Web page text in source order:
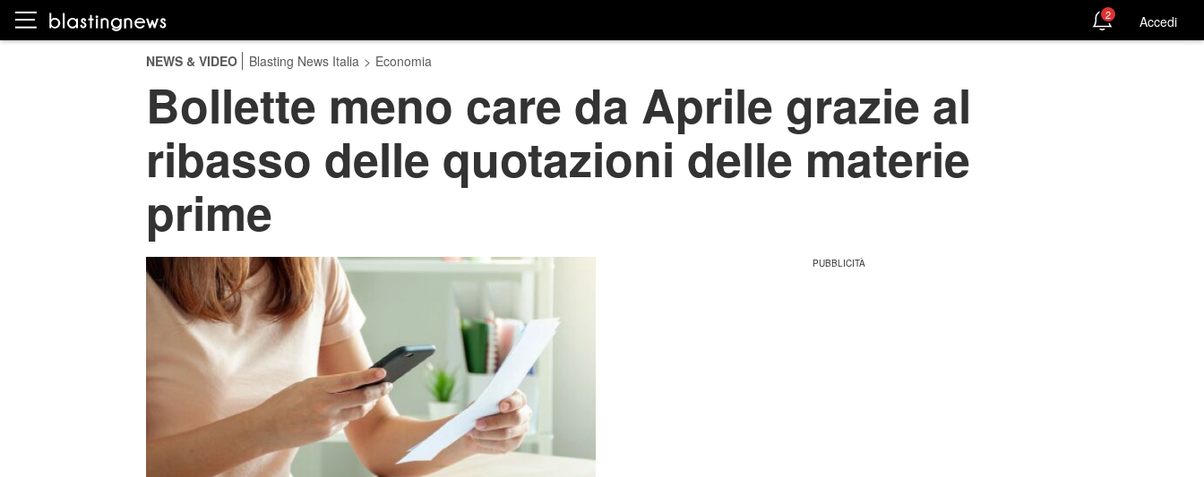
2 Accedi
NEWS & VIDEO Blasting News Italia > Economia
Bollette meno care da Aprile grazie al
ribasso delle quotazioni delle materie
prime